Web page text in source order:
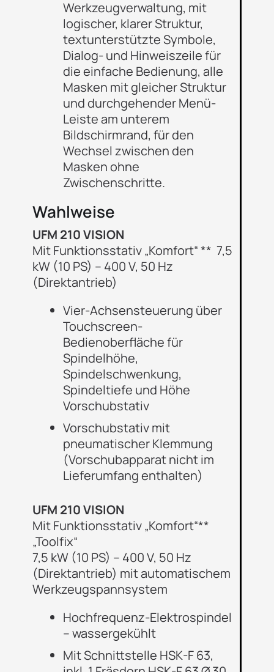
Werkzeugverwaltung, mit
logischer, klarer Struktur,
textunterstützte Symbole,
Dialog- und Hinweiszeile für
die einfache Bedienung, alle
Masken mit gleicher Struktur
und durchgehender Menü-
Leiste am unterem
Bildschirmrand, für den
Wechsel zwischen den
Masken ohne
Zwischenschritte.
Wahlweise
UFM 210 VISION
Mit Funktionsstativ „Komfort“ ** 7,5
kW (10 PS) – 400 V, 50 Hz
(Direktantrieb)
Vier-Achsensteuerung über
Touchscreen-
Bedienoberfläche für
Spindelhöhe,
Spindelschwenkung,
Spindeltiefe und Höhe
Vorschubstativ
Vorschubstativ mit
pneumatischer Klemmung
(Vorschubapparat nicht im
Lieferumfang enthalten)
UFM 210 VISION
Mit Funktionsstativ „Komfort“**
„Toolfix“
7,5 kW (10 PS) – 400 V, 50 Hz
(Direktantrieb) mit automatischem
Werkzeugspannsystem
Hochfrequenz-Elektrospindel
– wassergekühlt
Mit Schnittstelle HSK-F 63,